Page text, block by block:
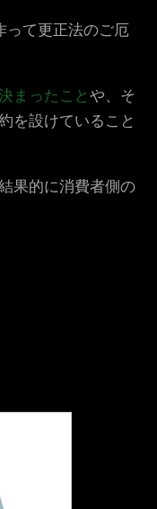
って更正法のご厄
まったことや、そ
を設けていること
果的に消費者側の